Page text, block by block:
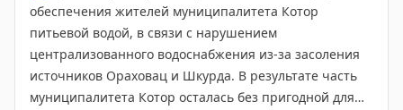
полетов.
✈️ Говорит Росавиация|MАХ
обеспечения жителей муниципалитета Котор
питьевой водой, в связи с нарушением
централизованного водоснабжения из-за засоления
источников Ораховац и Шкурда. В результате часть
муниципалитета Котор осталась без пригодной для